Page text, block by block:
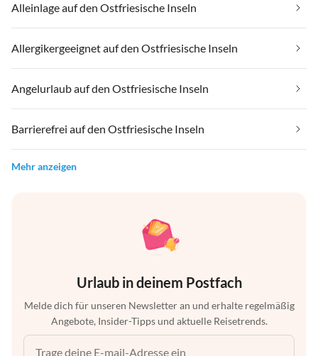
Alleinlage auf den Ostfriesische Inseln
Allergikergeeignet auf den Ostfriesische Inseln
Angelurlaub auf den Ostfriesische Inseln
Barrierefrei auf den Ostfriesische Inseln
Mehr anzeigen
Urlaub in deinem Postfach
Melde dich für unseren Newsletter an und erhalte regelmäßig
Angebote, Insider-Tipps und aktuelle Reisetrends.